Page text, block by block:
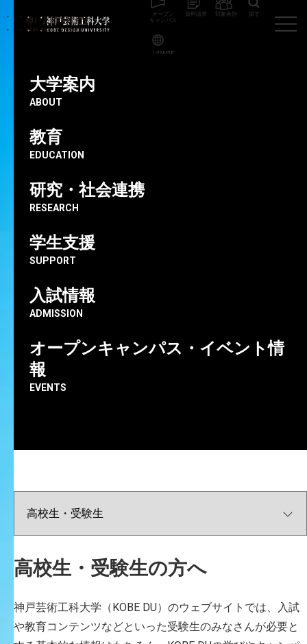
大学案内
ABOUT
教育
EDUCATION
研究・社会連携
RESEARCH
学生支援
SUPPORT
入試情報
ADMISSION
オープンキャンパス・イベント情
報
EVENTS
高校生・受験生の方へ
神戸芸術工科大学（KOBE DU）のウェブサイトでは、入試
や教育コンテンツなどといった受験生のみなさんが必要と
オープン
キャンパス
資料請求 対象者別 探す
Language
神戸芸術工科大学
非常勤講師
装画堂代表
H
A
Y
A
S
H
I
G
U
C
H
I
T
e
t
s
u
y
a